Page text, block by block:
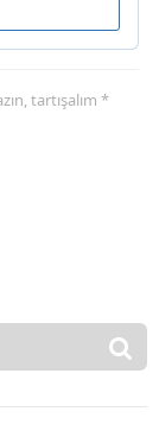
tartışalım *